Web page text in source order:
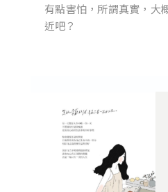
有點害怕，所謂真實，大
近吧？